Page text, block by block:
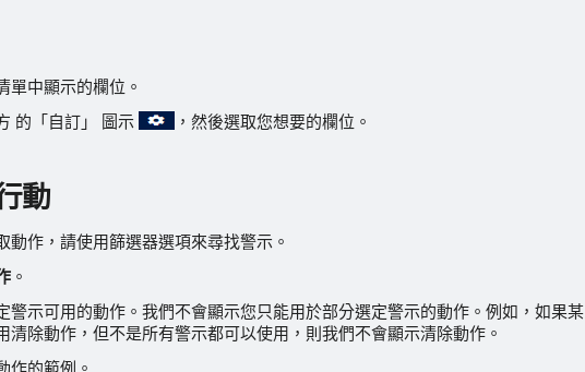
單中顯示的欄位。
的「自訂」 圖示
，然後選取您想要的欄位。
動
動作，請使用篩選器選項來尋找警示。
。
警示可用的動作。我們不會顯示您只能用於部分選定警示的動作。例如，如果某
清除動作，但不是所有警示都可以使用，則我們不會顯示清除動作。